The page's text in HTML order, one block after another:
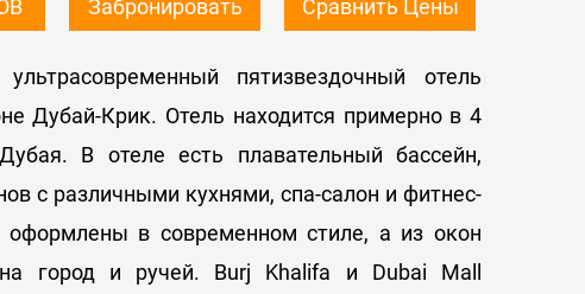
Сравнить Цены
Забронировать
пятизвездочный отель
Дубай-Крик. Отель находится примерно в 4
В отеле есть плавательный бассейн,
с различными кухнями, спа-салон и фитнес-
оформлены в современном стиле, а из окон
город и ручей. Burj Khalifa и Dubai Mall